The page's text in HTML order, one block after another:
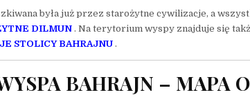
była już przez starożytne cywilizacje, a
DILMUN . Na terytorium wyspy znajduje się
STOLICY BAHRAJNU .
BAHRAJN – MAPA